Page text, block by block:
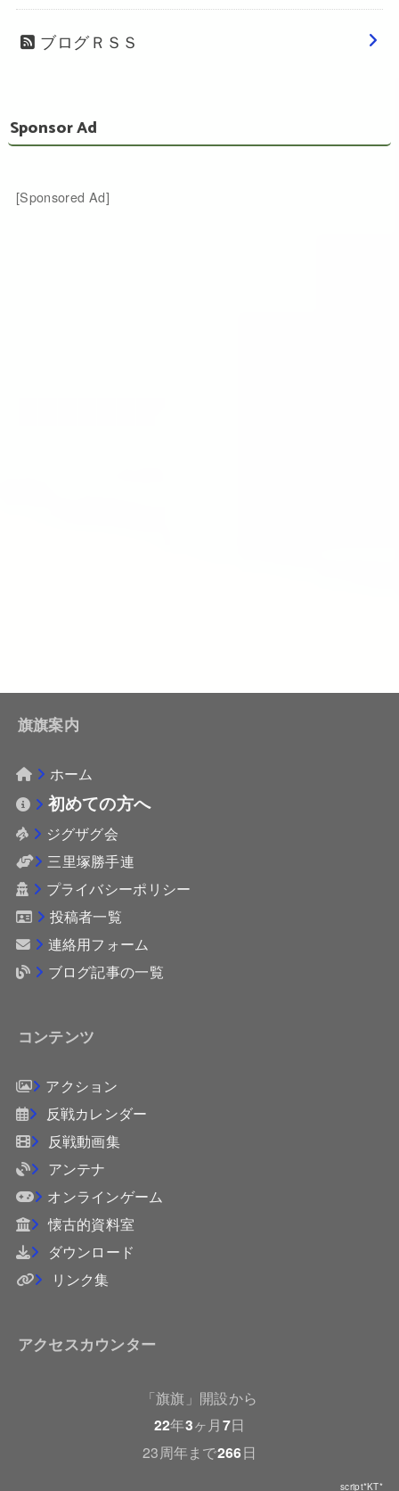
ブログＲＳＳ
Sponsor Ad
[Sponsored Ad]
旗旗案内
ホーム
初めての方へ
ジグザグ会
三里塚勝手連
プライバシーポリシー
投稿者一覧
連絡用フォーム
ブログ記事の一覧
コンテンツ
アクション
反戦カレンダー
反戦動画集
アンテナ
オンラインゲーム
懐古的資料室
ダウンロード
リンク集
アクセスカウンター
「旗旗」開設から
22年3ヶ月7日
23周年まで266日
script*KT*